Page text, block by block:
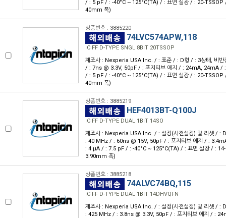
/ : 5 pF / : -40°C ~ 125°C(TA) / : 표면 실장 / : 20-
40mm 폭)
상품번호 : 3885220
74LVC574APW,118
IC FF D-TYPE SNGL 8BIT 20TSSOP
제조사 : Nexperia USA Inc. / : 표준 / : D형 / : 3상태, 비
/ : 7ns @ 3.3V, 50pF / : 포지티브 에지 / : 24mA, 24mA /
/ : 5 pF / : -40°C ~ 125°C(TA) / : 표면 실장 / : 20-
40mm 폭)
상품번호 : 3885219
HEF4013BT-Q100J
IC FF D-TYPE DUAL 1BIT 14SO
제조사 : Nexperia USA Inc. / : 설정(사전설정) 및 리셋 / :
: 40 MHz / : 60ns @ 15V, 50pF / : 포지티브 에지 / :
: 4 μA / : 7.5 pF / : -40°C ~ 125°C(TA) / : 표면 실장 / :
3.90mm 폭)
상품번호 : 3885218
74ALVC74BQ,115
IC FF D-TYPE DUAL 1BIT 14DHVQFN
제조사 : Nexperia USA Inc. / : 설정(사전설정) 및 리셋 / :
: 425 MHz / : 3.8ns @ 3.3V, 50pF / : 포지티브 에지 / :